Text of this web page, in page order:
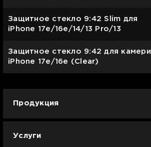
Защитное стекло 9:42 Slim для
iPhone 17e/16e/14/13 Pro/13
Защитное стекло 9:42 для камери
iPhone 17e/16e (Clear)
Продукция
Услуги